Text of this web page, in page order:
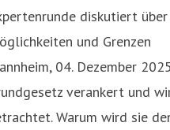
diskutiert
und Grenzen
04. Dezember
verankert und
Warum wird sie